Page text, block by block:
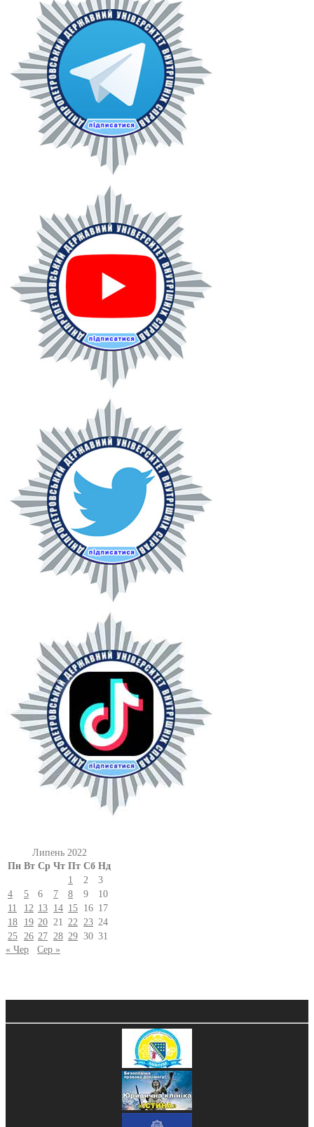
Липень 2022
Пн Вт Ср Чт Пт Сб Нд
1
2
3
4
5 6 7 8 9
10
11
12 13 14 15 16 17
18
19 20 21 22 23 24
25 26 27 28 29 30 31
« Чер
Сер »